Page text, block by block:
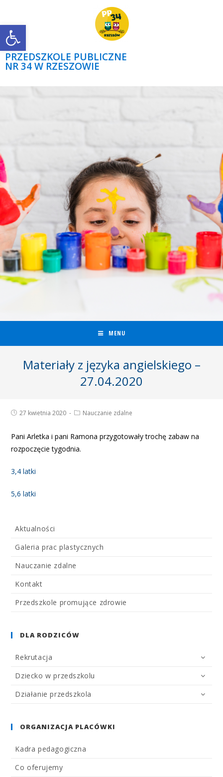
Open toolbar
PRZEDSZKOLE PUBLICZNE
NR 34 W RZESZOWIE
MENU
Materiały z języka angielskiego –
27.04.2020
27 kwietnia 2020 Nauczanie zdalne
Pani Arletka i pani Ramona przygotowały trochę zabaw na
rozpoczęcie tygodnia.
3,4 latki
5,6 latki
Aktualności
Galeria prac plastycznych
Nauczanie zdalne
Kontakt
Przedszkole promujące zdrowie
DLA RODZICÓW
Rekrutacja
Dziecko w przedszkolu
Działanie przedszkola
ORGANIZACJA PLACÓWKI
Kadra pedagogiczna
Co oferujemy